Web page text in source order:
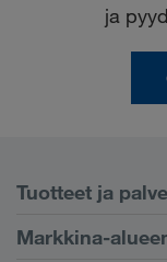
ja
Tuotteet ja
Maantiekuljetukset
Markkina-